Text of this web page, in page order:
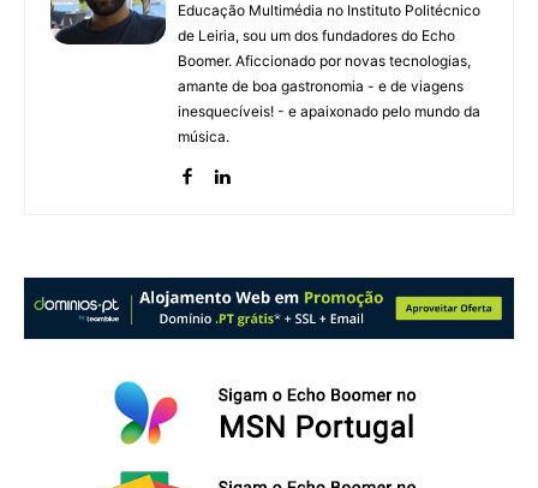
Educação Multimédia no Instituto Politécnico
de Leiria, sou um dos fundadores do Echo
Boomer. Aficcionado por novas tecnologias,
amante de boa gastronomia - e de viagens
inesquecíveis! - e apaixonado pelo mundo da
música.